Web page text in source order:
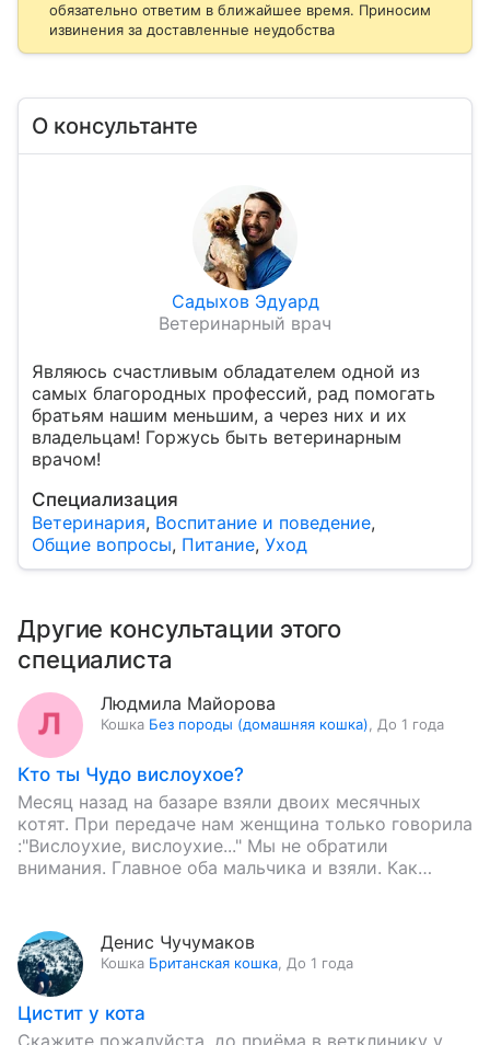
обязательно ответим в ближайшее время. Приносим
извинения за доставленные неудобства
О консультанте
Садыхов Эдуард
Ветеринарный врач
Являюсь счастливым обладателем одной из
самых благородных профессий, рад помогать
братьям нашим меньшим, а через них и их
владельцам! Горжусь быть ветеринарным
врачом!
Специализация
Ветеринария, Воспитание и поведение,
Общие вопросы, Питание, Уход
Другие консультации этого
специалиста
Людмила Майорова
Кошка Без породы (домашняя кошка) До 1 года
Кто ты Чудо вислоухое?
Месяц назад на базаре взяли двоих месячных
котят. При передаче нам женщина только говорила
:"Вислоухие, вислоухие..." Мы не обратили
внимания. Главное оба мальчика и взяли. Как
Денис Чучумаков
Кошка Британская кошка До 1 года
Цистит у кота
Скажите пожалуйста, до приёма в ветклинику у